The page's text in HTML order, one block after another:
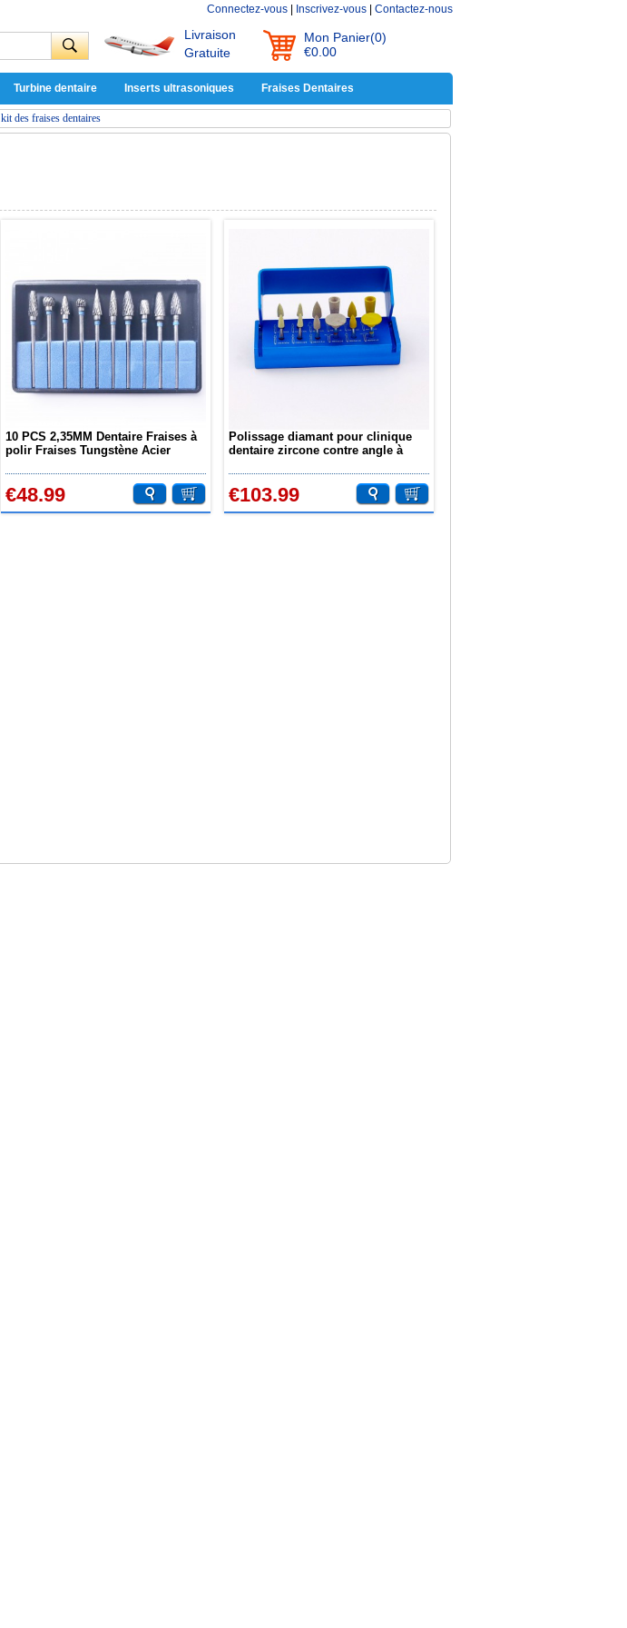
Connectez-vous Inscrivez-vous Contactez-nous
Livraison
Gratuite
Mon Panier(0)
€0.00
Turbine dentaire Inserts ultrasoniques Fraises Dentaires
kit des fraises dentaires
10 PCS 2,35MM Dentaire Fraises à
polir Fraises Tungstène Acier
€48.99
Polissage diamant pour clinique
dentaire zircone contre angle à
€103.99